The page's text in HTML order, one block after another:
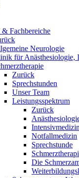
Fachbereiche
Neurologie
für Anästhesiologie,
Zurück
Sprechstunden
Unser Team
Leistungsspektrum
Zurück
Intensivmedizin
Notfallmedizin
Sprechstunde
Die